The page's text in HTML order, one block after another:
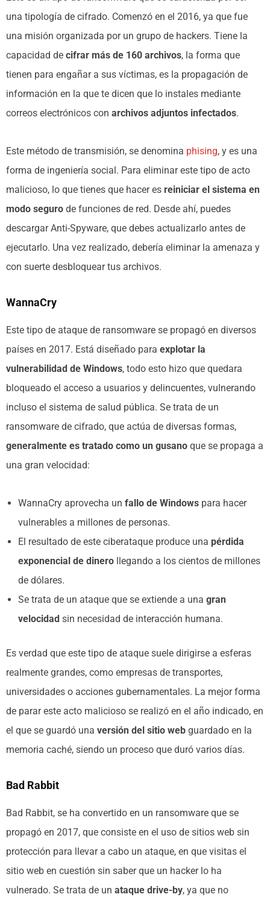
una tipología de cifrado. Comenzó en el 2016, ya que fue
una misión organizada por un grupo de hackers. Tiene la
capacidad de cifrar más de 160 archivos, la forma que
tienen para engañar a sus víctimas, es la propagación de
información en la que te dicen que lo instales mediante
correos electrónicos con archivos adjuntos infectados.
Este método de transmisión, se denomina phising, y es una
forma de ingeniería social. Para eliminar este tipo de acto
malicioso, lo que tienes que hacer es reiniciar el sistema en
modo seguro de funciones de red. Desde ahí, puedes
descargar Anti-Spyware, que debes actualizarlo antes de
ejecutarlo. Una vez realizado, debería eliminar la amenaza y
con suerte desbloquear tus archivos.
WannaCry
Este tipo de ataque de ransomware se propagó en diversos
países en 2017. Está diseñado para explotar la
vulnerabilidad de Windows, todo esto hizo que quedara
bloqueado el acceso a usuarios y delincuentes, vulnerando
incluso el sistema de salud pública. Se trata de un
ransomware de cifrado, que actúa de diversas formas,
generalmente es tratado como un gusano que se propaga a
una gran velocidad:
WannaCry aprovecha un fallo de Windows para hacer
vulnerables a millones de personas.
El resultado de este ciberataque produce una pérdida
exponencial de dinero llegando a los cientos de millones
de dólares.
Se trata de un ataque que se extiende a una gran
velocidad sin necesidad de interacción humana.
Es verdad que este tipo de ataque suele dirigirse a esferas
realmente grandes, como empresas de transportes,
universidades o acciones gubernamentales. La mejor forma
de parar este acto malicioso se realizó en el año indicado, en
el que se guardó una versión del sitio web guardado en la
memoria caché, siendo un proceso que duró varios días.
Bad Rabbit
Bad Rabbit, se ha convertido en un ransomware que se
propagó en 2017, que consiste en el uso de sitios web sin
protección para llevar a cabo un ataque, en que visitas el
sitio web en cuestión sin saber que un hacker lo ha
vulnerado. Se trata de un ataque drive-by, ya que no